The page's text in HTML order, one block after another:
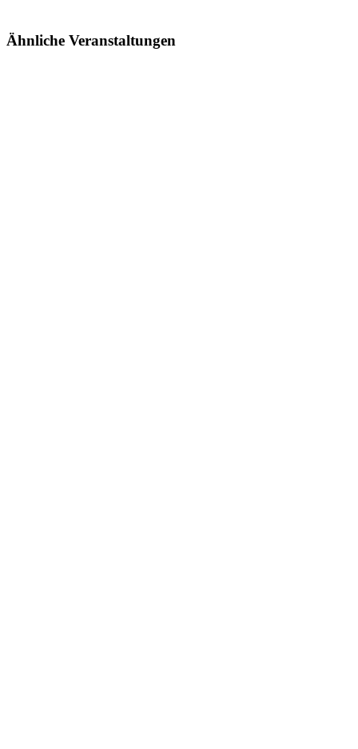
Ähnliche Veranstaltungen